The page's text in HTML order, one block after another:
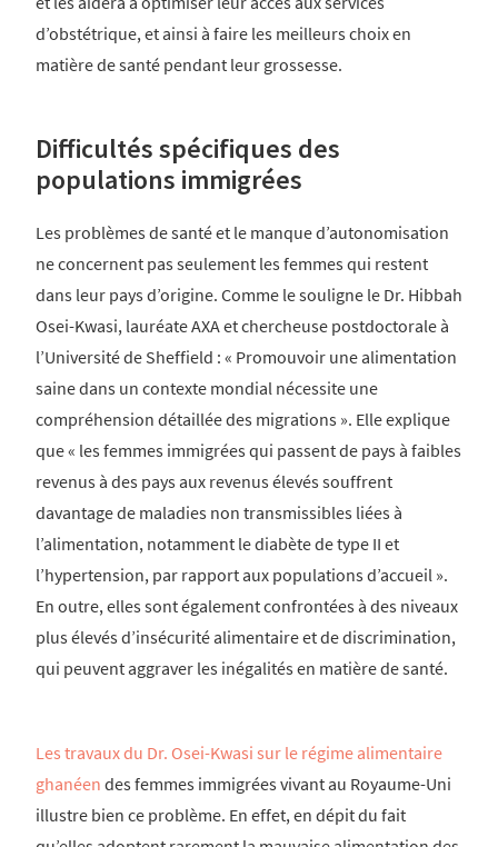
d’obstétrique, et ainsi à faire les meilleurs choix en
matière de santé pendant leur grossesse.
Difficultés spécifiques des
populations immigrées
Les problèmes de santé et le manque d’autonomisation
ne concernent pas seulement les femmes qui restent
dans leur pays d’origine. Comme le souligne le Dr. Hibbah
Osei-Kwasi, lauréate AXA et chercheuse postdoctorale à
l’Université de Sheffield : « Promouvoir une alimentation
saine dans un contexte mondial nécessite une
compréhension détaillée des migrations ». Elle explique
que « les femmes immigrées qui passent de pays à faibles
revenus à des pays aux revenus élevés souffrent
davantage de maladies non transmissibles liées à
l’alimentation, notamment le diabète de type II et
l’hypertension, par rapport aux populations d’accueil ».
En outre, elles sont également confrontées à des niveaux
plus élevés d’insécurité alimentaire et de discrimination,
qui peuvent aggraver les inégalités en matière de santé.
Les travaux du Dr. Osei-Kwasi sur le régime alimentaire
ghanéen des femmes immigrées vivant au Royaume-Uni
illustre bien ce problème. En effet, en dépit du fait